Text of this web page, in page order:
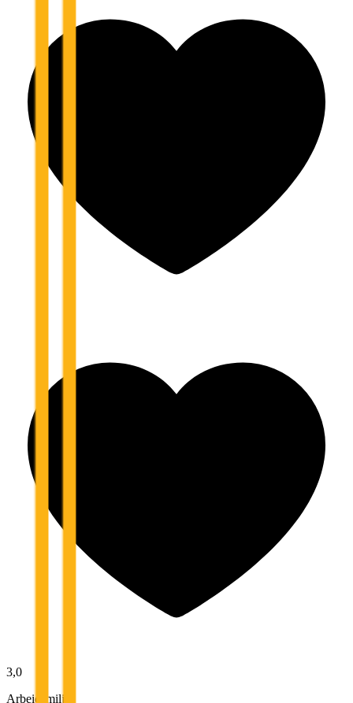
3,0
Arbeidsmiljø